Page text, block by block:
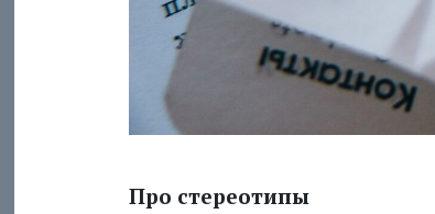
Про стереотипы